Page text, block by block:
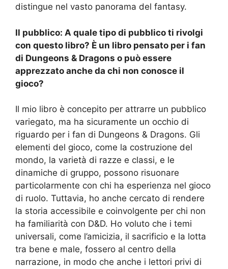
distingue nel vasto panorama del fantasy.
Il pubblico: A quale tipo di pubblico ti rivolgi
con questo libro? È un libro pensato per i fan
di Dungeons & Dragons o può essere
apprezzato anche da chi non conosce il
gioco?
Il mio libro è concepito per attrarre un pubblico
variegato, ma ha sicuramente un occhio di
riguardo per i fan di Dungeons & Dragons. Gli
elementi del gioco, come la costruzione del
mondo, la varietà di razze e classi, e le
dinamiche di gruppo, possono risuonare
particolarmente con chi ha esperienza nel gioco
di ruolo. Tuttavia, ho anche cercato di rendere
la storia accessibile e coinvolgente per chi non
ha familiarità con D&D. Ho voluto che i temi
universali, come l’amicizia, il sacrificio e la lotta
tra bene e male, fossero al centro della
narrazione, in modo che anche i lettori privi di